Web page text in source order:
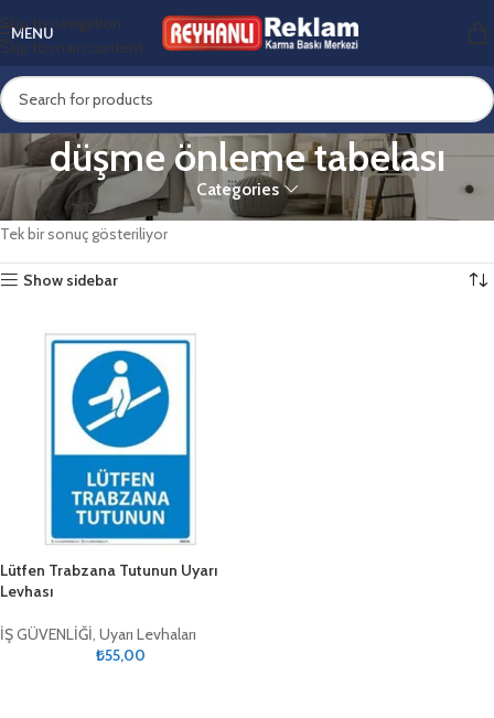
Skip to navigation
Skip to main content
MENU
düşme önleme tabelası
Categories
Ana Sayfa Ürünler “düşme önleme tabelası” olarak etiketlendi
Tek bir sonuç gösteriliyor
Show sidebar
Lütfen Trabzana Tutunun Uyarı
Levhası
İŞ GÜVENLİĞİ, Uyarı Levhaları
₺55,00